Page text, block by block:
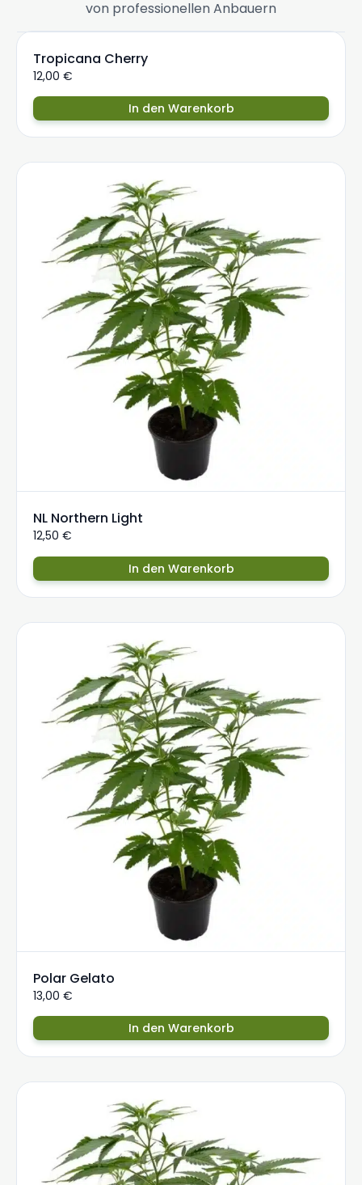
von professionellen Anbauern
Tropicana Cherry
12,00 €
In den Warenkorb
NL Northern Light
12,50 €
In den Warenkorb
Polar Gelato
13,00 €
In den Warenkorb